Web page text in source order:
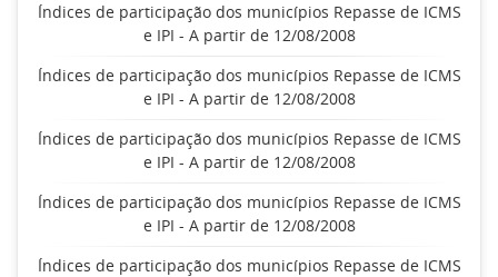
Índices de participação dos municípios Repasse de ICMS
e IPI - A partir de 12/08/2008
Índices de participação dos municípios Repasse de ICMS
e IPI - A partir de 12/08/2008
Índices de participação dos municípios Repasse de ICMS
e IPI - A partir de 12/08/2008
Índices de participação dos municípios Repasse de ICMS
e IPI - A partir de 12/08/2008
Índices de participação dos municípios Repasse de ICMS